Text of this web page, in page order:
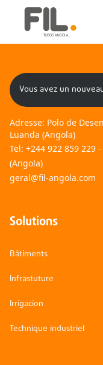
Vous avez un
Adresse: Polo de
Luanda (Angola)
Tel: +244 922 859 229
(Angola)
geral@fil-angola.com
Solutions
Bâtiments
Infrastuture
Irrigacion
Technique industriel